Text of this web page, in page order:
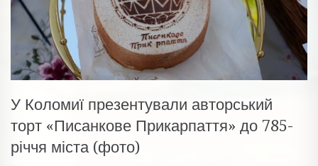
У Коломиї презентували авторський
торт «Писанкове Прикарпаття» до 785-
річчя міста (фото)